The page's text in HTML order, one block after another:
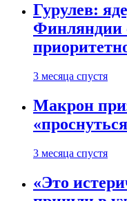
Гурулев:
Финляндии
3 месяца спустя
Макрон
3 месяца спустя
«Это